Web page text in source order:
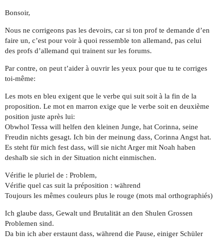
Bonsoir,
Nous ne corrigeons pas les devoirs, car si ton prof te demande d’en
faire un, c’est pour voir à quoi ressemble ton allemand, pas celui
des profs d’allemand qui trainent sur les forums.
Par contre, on peut t’aider à ouvrir les yeux pour que tu te corriges
toi-même:
Les mots en bleu exigent que le verbe qui suit soit à la fin de la
proposition. Le mot en marron exige que le verbe soit en deuxième
position juste après lui:
Obwhol Tessa will helfen den kleinen Junge, hat Corinna, seine
Freudin nichts gesagt. Ich bin der meinung dass, Corinna Angst hat.
Es steht für mich fest dass, will sie nicht Arger mit Noah haben
deshalb sie sich in der Situation nicht einmischen.
Vérifie le pluriel de : Problem,
Vérifie quel cas suit la préposition : während
Toujours les mêmes couleurs plus le rouge (mots mal orthographiés)
Ich glaube dass, Gewalt und Brutalität an den Shulen Grossen
Problemen sind.
Da bin ich aber erstaunt dass, während die Pause, einiger Schüler